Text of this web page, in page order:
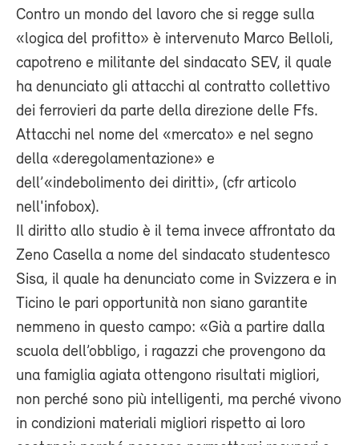
Contro un mondo del lavoro che si regge sulla
«logica del profitto» è intervenuto Marco Belloli,
capotreno e militante del sindacato SEV, il quale
ha denunciato gli attacchi al contratto collettivo
dei ferrovieri da parte della direzione delle Ffs.
Attacchi nel nome del «mercato» e nel segno
della «deregolamentazione» e
dell’«indebolimento dei diritti», (cfr articolo
nell'infobox).
Il diritto allo studio è il tema invece affrontato da
Zeno Casella a nome del sindacato studentesco
Sisa, il quale ha denunciato come in Svizzera e in
Ticino le pari opportunità non siano garantite
nemmeno in questo campo: «Già a partire dalla
scuola dell’obbligo, i ragazzi che provengono da
una famiglia agiata ottengono risultati migliori,
non perché sono più intelligenti, ma perché vivono
in condizioni materiali migliori rispetto ai loro